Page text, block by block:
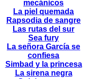
mecánicos
La piel quemada
Rapsodia de sangre
Las rutas del sur
Sea fury
La señora García se
confiesa
Simbad y la princesa
La sirena negra